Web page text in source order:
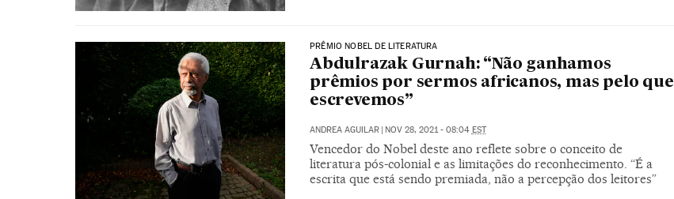
PRÊMIO NOBEL DE LITERATURA
Abdulrazak Gurnah: “Não ganhamos
prêmios por sermos africanos, mas pelo que
escrevemos”
ANDREA AGUILAR NOV 28, 2021 - 08:04 EST
Vencedor do Nobel deste ano reflete sobre o conceito de
literatura pós-colonial e as limitações do reconhecimento. “É a
escrita que está sendo premiada, não a percepção dos leitores”